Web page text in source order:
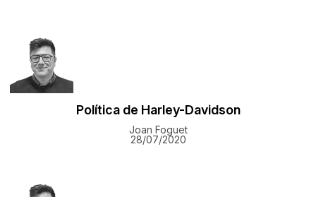
Política de Harley-Davidson
Joan Foguet
28/07/2020